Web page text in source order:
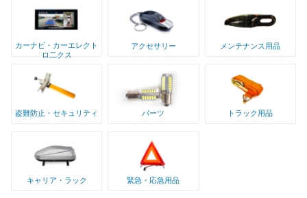
カーナビ・カーエレクト
ロ二クス
アクセサリー メンテナンス用品
盗難防止・セキュリティ パーツ トラック用品
キャリア・ラック 緊急・応急用品